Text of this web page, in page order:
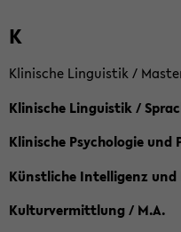
K
Klinische Linguistik /
Klinische Linguistik /
Klinische Psychologie und
Künstliche Intelligenz
Kulturvermittlung / M.A.